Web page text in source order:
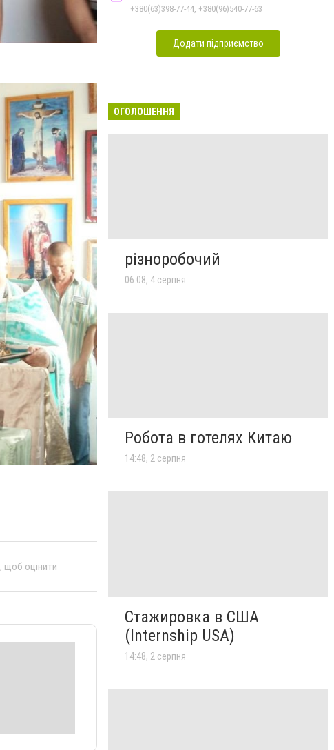
, щоб оцінити
+380(63)398-77-44, +380(96)540-77-63
Додати підприємство
ОГОЛОШЕННЯ
різноробочий
06:08, 4 серпня
Робота в готелях Китаю
14:48, 2 серпня
Стажировка в США
(Internship USA)
14:48, 2 серпня